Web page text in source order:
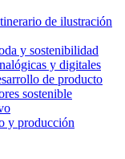
de ilustración
y sostenibilidad
y digitales
de producto
sostenible
y producción